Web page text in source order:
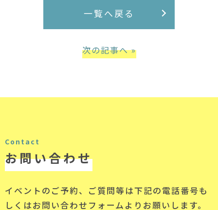
一覧へ戻る
次の記事へ »
Contact
お問い合わせ
イベントのご予約、ご質問等は下記の電話番号も
しくはお問い合わせフォームよりお願いします。